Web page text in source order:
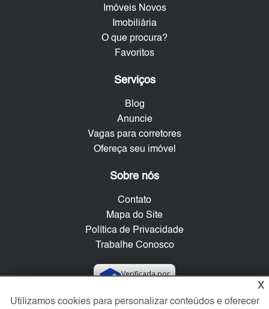
Imóveis Novos
Imobiliária
O que procura?
Favoritos
Serviços
Blog
Anuncie
Vagas para corretores
Ofereça seu imóvel
Sobre nós
Contato
Mapa do Site
Política de Privacidade
Trabalhe Conosco
Verificada por
X
Utilizamos cookies para personalizar conteúdos e oferecer